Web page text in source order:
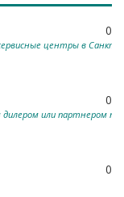
0
центры в Санкт
0
или партнером
0